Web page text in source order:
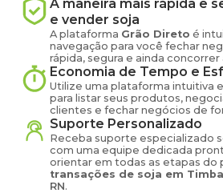
A maneira mais rápida e
e vender soja
A plataforma Grão Direto é
navegação para você fechar
rápida, segura e ainda concorrer
Economia de Tempo e
Utilize uma plataforma intuitiva
para listar seus produtos,
clientes e fechar negócios de
Suporte Personalizado
Receba suporte especializado
com uma equipe dedicada
orientar em todas as etapas do
transações de soja em
RN.